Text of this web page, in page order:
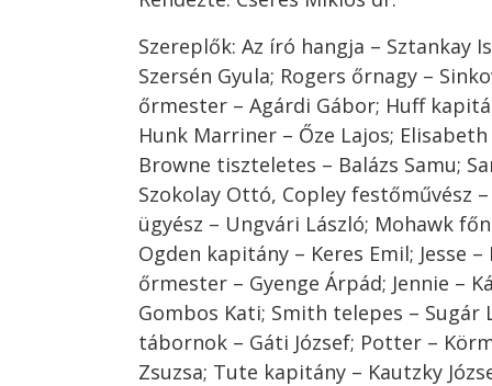
Szereplők: Az író hangja – Sztankay
Szersén Gyula; Rogers őrnagy –
őrmester – Agárdi Gábor; Huff
Hunk Marriner – Őze Lajos; Elisabeth
Browne tiszteletes – Balázs Samu;
Szokolay Ottó, Copley festőművész
ügyész – Ungvári László; Mohawk
Ogden kapitány – Keres Emil; Jesse
őrmester – Gyenge Árpád; Jennie –
Gombos Kati; Smith telepes – Sugár
tábornok – Gáti József; Potter –
Zsuzsa; Tute kapitány – Kautzky